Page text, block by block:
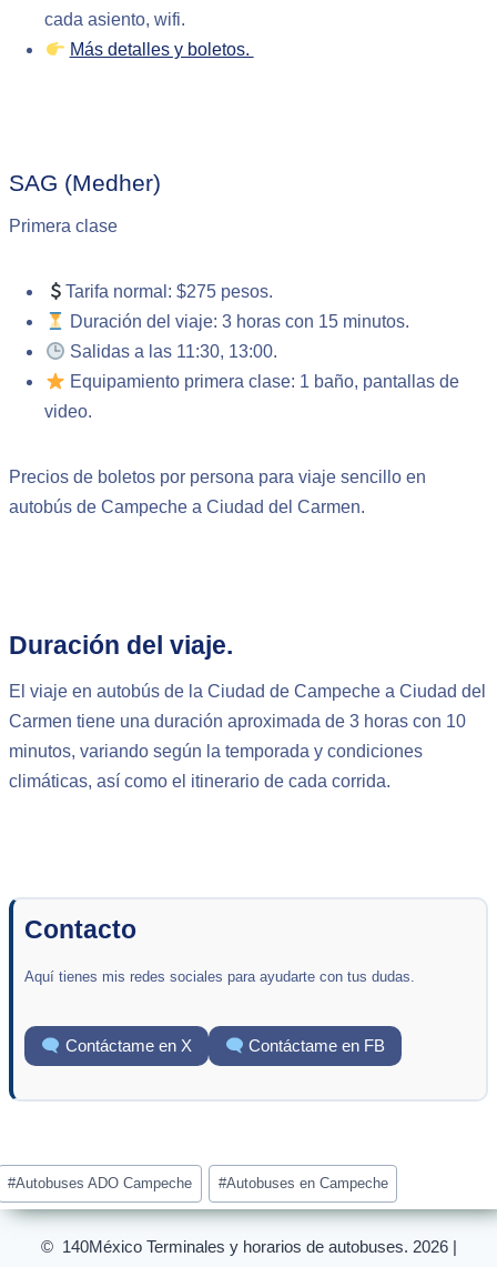
cada asiento, wifi.
Más detalles y boletos.
SAG (Medher)
Primera clase
Tarifa normal: $275 pesos.
Duración del viaje: 3 horas con 15 minutos.
Salidas a las 11:30, 13:00.
Equipamiento primera clase: 1 baño, pantallas de
video.
Precios de boletos por persona para viaje sencillo en
autobús de Campeche a Ciudad del Carmen.
Duración del viaje.
El viaje en autobús de la Ciudad de Campeche a Ciudad del
Carmen tiene una duración aproximada de 3 horas con 10
minutos, variando según la temporada y condiciones
climáticas, así como el itinerario de cada corrida.
Contacto
Aquí tienes mis redes sociales para ayudarte con tus dudas.
Contáctame en X Contáctame en FB
#Autobuses ADO Campeche #Autobuses en Campeche
© 140México Terminales y horarios de autobuses. 2026 |